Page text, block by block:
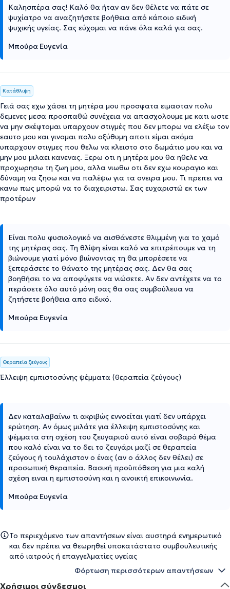
Καλησπέρα σας! Καλό θα ήταν αν δεν θέλετε να πάτε σε
ψυχίατρο να αναζητήσετε βοήθεια από κάποιο ειδική
ψυχικής υγείας. Σας εύχομαι να πάνε όλα καλά για σας.
Μπούρα Ευγενία
Κατάθλιψη
Γειά σας εχω χάσει τη μητέρα μου προσφατα ειμασταν πολυ
δεμενες μεσα προσπαθώ συνέχεια να απασχολουμε με κατι ωστε
να μην σκέφτομαι υπαρχουν στιγμές που δεν μπορω να ελέξω τον
εαυτο μου και γινομαι πολυ οξύθυμη αποτι είμαι ακόμα
υπαρχουν στιγμες που θελω να κλειστο στο δωμάτιο μου και να
μην μου μιλαει κανενας. Ξερω οτι η μητέρα μου θα ηθελε να
προχωρησω τη ζωη μου, αλλα νιωθω οτι δεν εχω κουραγιο και
δύναμη να ζησω και να παλέψω για τα ονειρα μου. Τι πρεπει να
κανω πως μπορώ να το διαχειριστω. Σας ευχαριστώ εκ των
προτέρων
Είναι πολυ φυσιολογικό να αισθάνεστε θλιμμένη για το χαμό
της μητέρας σας. Τη θλίψη είναι καλό να επιτρέπουμε να τη
βιώνουμε γιατί μόνο βιώνοντας τη θα μπορέσετε να
ξεπεράσετε το θάνατο της μητέρας σας. Δεν θα σας
βοηθήσει το να αποφύγετε να νιώσετε. Αν δεν αντέχετε να το
περάσετε όλο αυτό μόνη σας θα σας συμβούλευα να
ζητήσετε βοήθεια απο ειδικό.
Μπούρα Ευγενία
Θεραπεία ζεύγους
Έλλειψη εμπιστοσύνης ψέμματα (θεραπεία ζεύγους)
Δεν καταλαβαίνω τι ακριβώς εννοείται γιατί δεν υπάρχει
ερώτηση. Αν όμως μιλάτε για έλλειψη εμπιστοσύνης και
ψέμματα στη σχέση του ζευγαριού αυτό είναι σοβαρό θέμα
που καλό είναι να το δει το ζευγάρι μαζί σε θεραπεία
ζεύγους ή τουλάχιστον ο ένας (αν ο άλλος δεν θέλει) σε
προσωπική θεραπεία. Βασική προϋπόθεση για μια καλή
σχέση ειναι η εμπιστοσύνη και η ανοικτή επικοινωνία.
Μπούρα Ευγενία
Το περιεχόμενο των απαντήσεων είναι αυστηρά ενημερωτικό
και δεν πρέπει να θεωρηθεί υποκατάστατο συμβουλευτικής
από ιατρούς ή επαγγελματίες υγείας
Φόρτωση περισσότερων απαντήσεων
Χρήσιμοι σύνδεσμοι